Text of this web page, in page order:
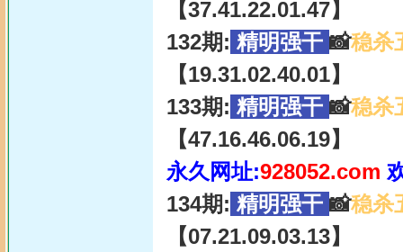
【37.41.22.01.47】
132期: 精明强干 📸稳杀
【19.31.02.40.01】
133期: 精明强干 📸稳杀
【47.16.46.06.19】
永久网址:928052.com
134期: 精明强干 📸稳杀
【07.21.09.03.13】